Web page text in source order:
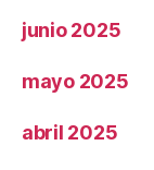
junio 2025
mayo 2025
abril 2025